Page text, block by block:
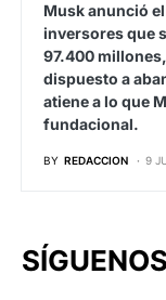
Musk anunció
inversores que
97.400
dispuesto a
atiene a lo que
fundacional.
BY REDACCION 9
SÍGUENOS